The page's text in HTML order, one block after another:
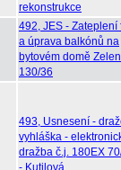
rekonstrukce
492, JES - Zateplení
a úprava balkónů na
bytovém domě
130/36
493, Usnesení -
vyhláška -
dražba č.j. 180EX